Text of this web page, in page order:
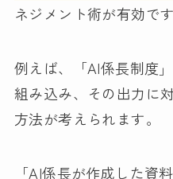
ネジメント術が有効です
例えば、「AI係長制度
組み込み、その出力に
方法が考えられます。
「AI係長が作成した資